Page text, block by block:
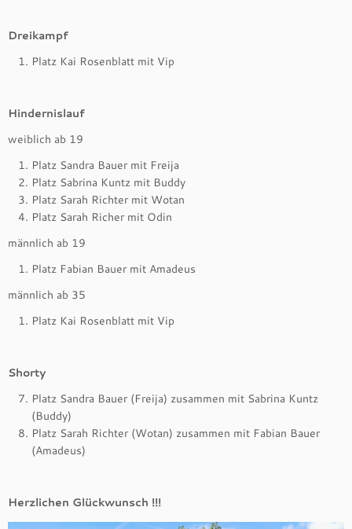
Dreikampf
Platz Kai Rosenblatt mit Vip
Hindernislauf
weiblich ab 19
Platz Sandra Bauer mit Freija
Platz Sabrina Kuntz mit Buddy
Platz Sarah Richter mit Wotan
Platz Sarah Richer mit Odin
männlich ab 19
Platz Fabian Bauer mit Amadeus
männlich ab 35
Platz Kai Rosenblatt mit Vip
Shorty
Platz Sandra Bauer (Freija) zusammen mit Sabrina Kuntz
(Buddy)
Platz Sarah Richter (Wotan) zusammen mit Fabian Bauer
(Amadeus)
Herzlichen Glückwunsch !!!